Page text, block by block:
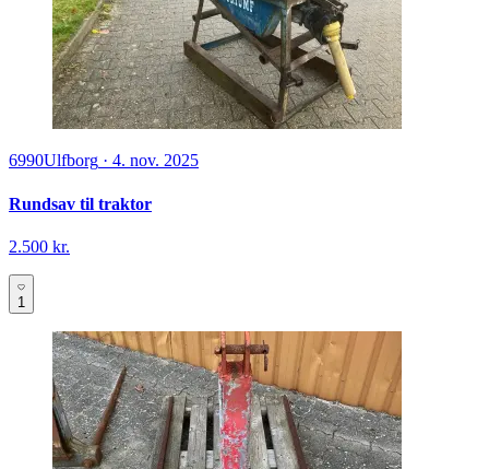
6990Ulfborg · 4. nov. 2025
Rundsav til traktor
2.500 kr.
1